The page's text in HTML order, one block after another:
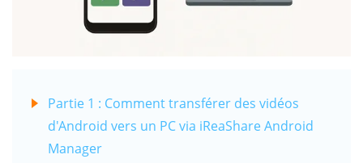
Partie 1 : Comment transférer des vidéos
d'Android vers un PC via iReaShare Android
Manager